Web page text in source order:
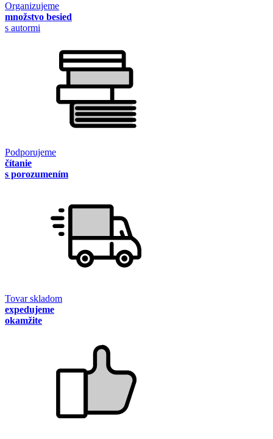
Organizujeme
množstvo besied
s autormi
Podporujeme
čítanie
s porozumením
Tovar skladom
expedujeme
okamžite